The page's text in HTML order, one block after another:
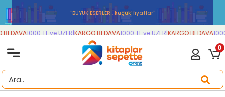
''BÜYÜK ESERLER , küçük fiyatlar''
1000 TL ve ÜZERİKARGO BEDAVA1000 TL ve ÜZERİKARGO BEDAVA1000
0